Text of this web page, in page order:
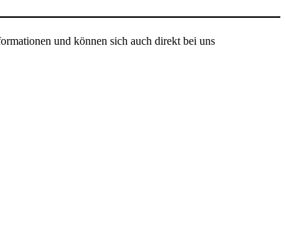
und können sich auch direkt bei uns